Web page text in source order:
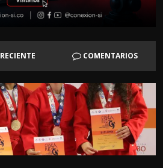
RECIENTE COMENTARIOS